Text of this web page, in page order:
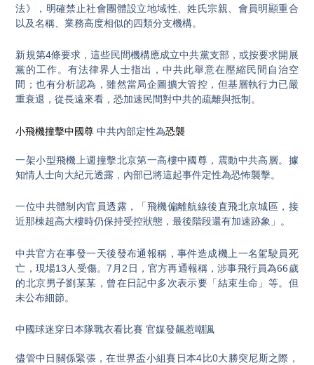
法》，明確禁止社會團體設立地域性、姓氏宗親、會員明顯重合
以及名稱、業務高度相似的四類分支機構。
新規第4條要求，這些民間機構應成立中共黨支部，或按要求開展
黨的工作。有法律界人士指出，中共此舉意在壓縮民間自治空
間；也有分析認為，雖然當局企圖擴大管控，但基層執行力已嚴
重衰退，從長遠來看，恐加速民間對中共的疏離與抵制。
小飛機撞擊中國尊 中共內部定性為恐襲
一架小型飛機上週撞擊北京第一高樓中國尊，震動中共高層。據
知情人士向大紀元透露，內部已將這起事件定性為恐怖襲擊。
一位中共體制內官員透露，「飛機偏離航線後直飛北京城區，接
近那棟超高大樓時仍保持受控狀態，最後階段還有加速跡象」。
中共官方在事發一天後發布通報稱，事件造成機上一名駕駛員死
亡，現場13人受傷。7月2日，官方再通報稱，涉事飛行員為66歲
的北京男子劉某某，曾在日記中多次表示要「結束生命」等。但
未公布細節。
中國球迷穿日本隊戰衣看比賽 官媒發飆惹嘲諷
儘管中日關係緊張，在世界盃小組賽日本4比0大勝突尼斯之際，